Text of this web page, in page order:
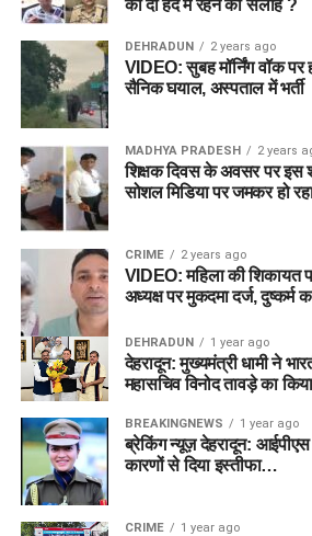
को दी हद में रहने की सलाह ?
DEHRADUN 2 years ago
VIDEO: सुबह मॉर्निंग वॉक पर
सैनिक घयाल, अस्पताल में भर्ती
MADHYA PRADESH 2 years
शिक्षक दिवस के अवसर पर इस
सोशल मिडिया पर जमकर हो
CRIME 2 years ago
VIDEO: महिला की शिकायत
अध्यक्ष पर मुकदमा दर्ज, दुष्कर्म
DEHRADUN 1 year ago
देहरादून: मुख्यमंत्री धामी ने
महासचिव विनोद तावड़े का
BREAKINGNEWS 1 year ago
ब्रेकिंग न्यूज़ देहरादून:
कारणों से दिया इस्तीफा…
CRIME 1 year ago